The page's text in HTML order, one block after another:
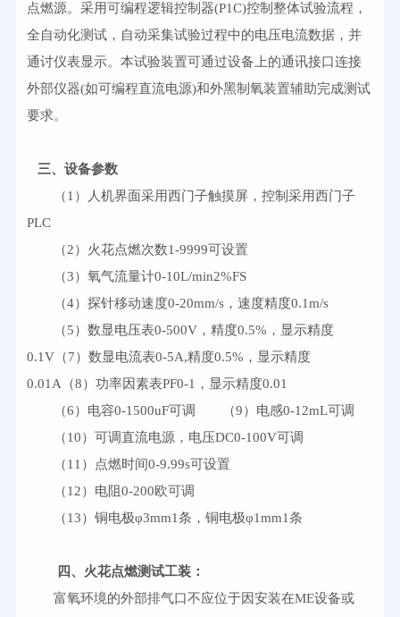
点燃源。采用可编程逻辑控制器(P1C)控制整体试验流程，
全自动化测试，自动采集试验过程中的电压电流数据，并
通讨仪表显示。本试验装置可通过设备上的通讯接口连接
外部仪器(如可编程直流电源)和外黑制氧装置辅助完成测试
要求。
三、设备参数
（1）人机界面采用西门子触摸屏，控制采用西门子
PLC
（2）火花点燃次数1-9999可设置
（3）氧气流量计0-10L/min2%FS
（4）探针移动速度0-20mm/s，速度精度0.1m/s
（5）数显电压表0-500V，精度0.5%，显示精度
0.1V（7）数显电流表0-5A,精度0.5%，显示精度
0.01A（8）功率因素表PF0-1，显示精度0.01
（6）电容0-1500uF可调
（9）电感0-12mL可调
（10）可调直流电源，电压DC0-100V可调
（11）点燃时间0-9.99s可设置
（12）电阻0-200欧可调
（13）铜电极φ3mm1条，铜电极φ1mm1条
四、 火花点燃测试工装：
富氧环境的外部排气口不应位于因安装在ME设备或